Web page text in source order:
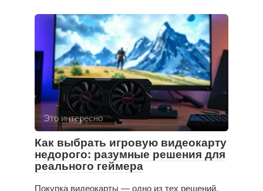
Это интересно
Как выбрать игровую видеокарту
недорого: разумные решения для
реального геймера
Покупка видеокарты — одно из тех решений,